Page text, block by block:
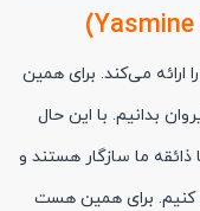
ارائه می‌کند. برای همین
بدانیم. با این حال
ما سازگار هستند و
کنیم. برای همین هست